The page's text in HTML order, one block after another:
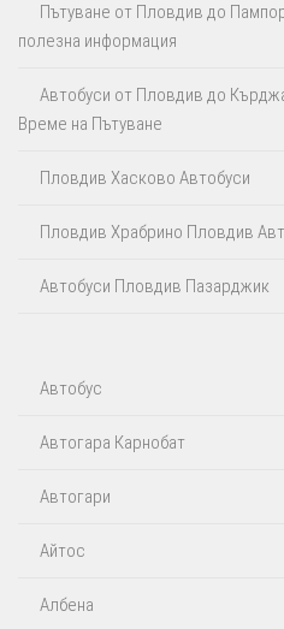
Пътуване от Пловдив до
полезна информация
Автобуси от Пловдив до
Време на Пътуване
Пловдив Хасково Автобуси
Пловдив Храбрино Пловдив
Автобуси Пловдив Пазарджик
Автобус
Автогара Карнобат
Автогари
Айтос‎
Албена